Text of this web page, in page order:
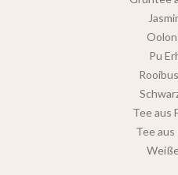
Pu
Tee aus
Tee